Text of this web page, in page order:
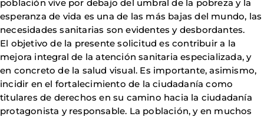
población vive por debajo del umbral de la pobreza y la
esperanza de vida es una de las más bajas del mundo, las
necesidades sanitarias son evidentes y desbordantes.
El objetivo de la presente solicitud es contribuir a la
mejora integral de la atención sanitaria especializada, y
en concreto de la salud visual. Es importante, asimismo,
incidir en el fortalecimiento de la ciudadanía como
titulares de derechos en su camino hacia la ciudadanía
protagonista y responsable. La población, y en muchos